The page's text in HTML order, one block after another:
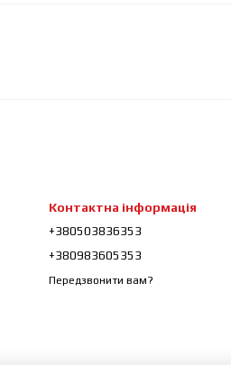
Контактна інформація
+380503836353
+380983605353
Передзвонити вам?